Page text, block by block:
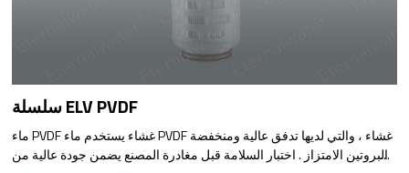
سلسلة ELV PVDF
ماء PVDF غشاء يستخدم ماء PVDF غشاء ، والتي لديها تدفق عالية ومنخفضة
البروتين الامتزاز . اختبار السلامة قبل مغادرة المصنع يضمن جودة عالية من